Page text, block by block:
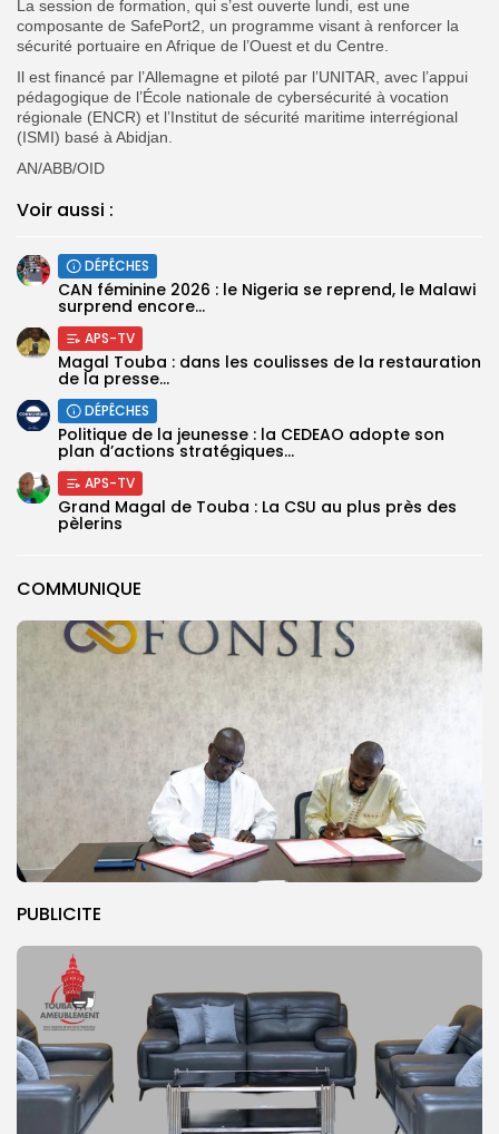
COMMUNIQUE
PUBLICITE
La session de formation, qui s’est ouverte lundi, est une
composante de SafePort2, un programme visant à renforcer la
sécurité portuaire en Afrique de l’Ouest et du Centre.
Il est financé par l’Allemagne et piloté par l’UNITAR, avec l’appui
pédagogique de l’École nationale de cybersécurité à vocation
régionale (ENCR) et l’Institut de sécurité maritime interrégional
(ISMI) basé à Abidjan.
AN/ABB/OID
Voir aussi :
DÉPÊCHES
‎CAN féminine 2026 : le Nigeria se reprend, le Malawi
surprend encore...
APS-TV
Magal Touba : dans les coulisses de la restauration
de la presse...
DÉPÊCHES
Politique de la jeunesse : la CEDEAO adopte son
plan d’actions stratégiques...
APS-TV
Grand Magal de Touba : La CSU au plus près des
pèlerins